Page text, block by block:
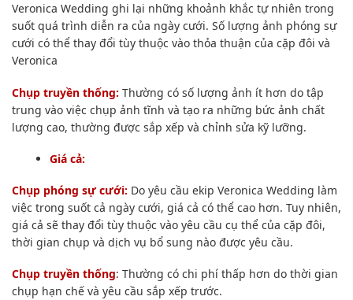
Veronica Wedding ghi lại những khoảnh khắc tự nhiên trong
suốt quá trình diễn ra của ngày cưới. Số lượng ảnh phóng sự
cưới có thể thay đổi tùy thuộc vào thỏa thuận của cặp đôi và
Veronica
Chụp truyền thống: Thường có số lượng ảnh ít hơn do tập
trung vào việc chụp ảnh tĩnh và tạo ra những bức ảnh chất
lượng cao, thường được sắp xếp và chỉnh sửa kỹ lưỡng.
Giá cả:
Chụp phóng sự cưới: Do yêu cầu ekip Veronica Wedding làm
việc trong suốt cả ngày cưới, giá cả có thể cao hơn. Tuy nhiên,
giá cả sẽ thay đổi tùy thuộc vào yêu cầu cụ thể của cặp đôi,
thời gian chụp và dịch vụ bổ sung nào được yêu cầu.
Chụp truyền thống: Thường có chi phí thấp hơn do thời gian
chụp hạn chế và yêu cầu sắp xếp trước.